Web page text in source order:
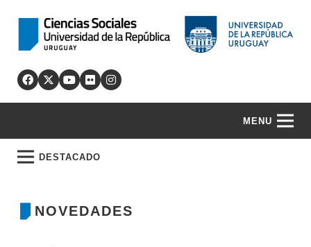
MENU
DESTACADO
NOVEDADES